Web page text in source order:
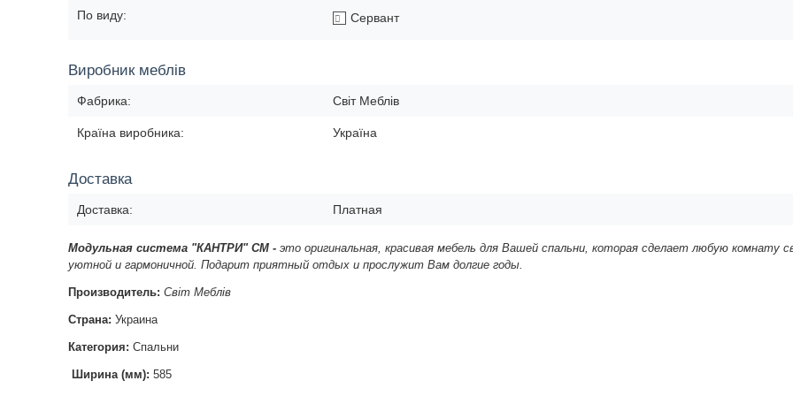
По виду: Сервант
Виробник меблів
Фабрика: Світ Меблів
Країна виробника: Україна
Доставка
Доставка: Платная
Модульная система "КАНТРИ" СМ - это оригинальная, красивая мебель для Вашей спальни, которая сделает любую комнату
уютной и гармоничной. Подарит приятный отдых и прослужит Вам долгие годы.
Производитель: Світ Меблів
Страна: Украина
Категория: Спальни
Ширина (мм): 585